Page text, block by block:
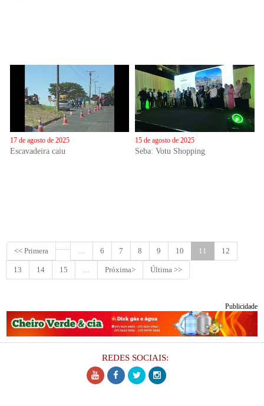
17 de agosto de 2025
Escavadeira caiu
15 de agosto de 2025
Seba: Votu Shopping
<< Primera … 6 7 8 9 10 11 12
13 14 15 … Próxima> Última >>
Publicidade
REDES SOCIAIS: